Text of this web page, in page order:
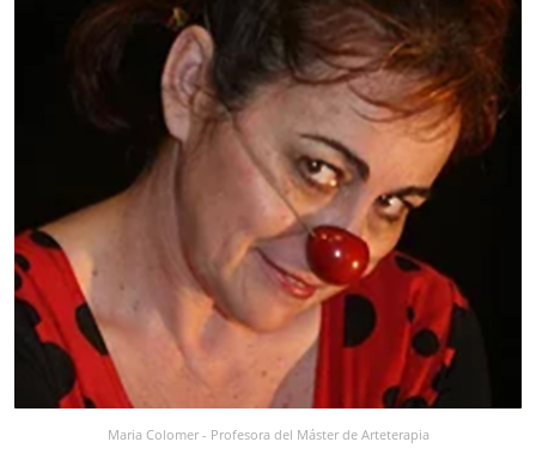
Maria Colomer - Profesora del Máster de Arteterapia